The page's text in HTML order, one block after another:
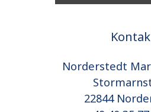
Norderstedt
22844